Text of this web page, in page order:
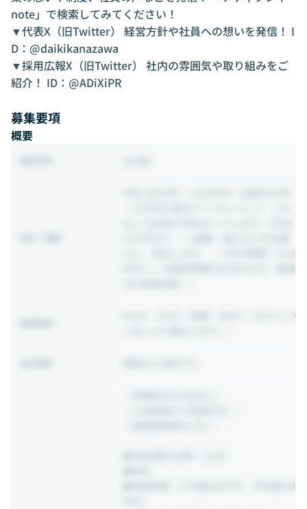
note」で検索してみてください！
▼代表X（旧Twitter） 経営方針や社員への想いを発信！ I
D：@daikikanazawa
▼採用広報X（旧Twitter） 社内の雰囲気や取り組みをご
紹介！ ID：@ADiXiPR
募集要項
概要
の上、決定します。｜※月30時間（76,0
00円～）の固定残業代を含みます。超過
（休憩：60分｜プロジェク
◆有給休暇（入社後5日付与、半年後5日